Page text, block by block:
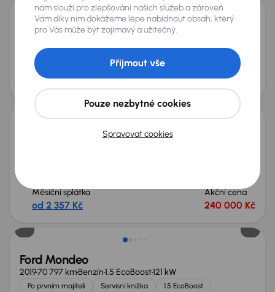
Ford Mondeo
1.8 16V
Měsíční splátka
od 425 Kč
Akční cena
44 000 Kč
Možnost odpočtu DPH
Měsíční splátka
od 2 357 Kč
Akční cena
240 000 Kč
Ford Mondeo
201970 797 kmBenzín1.5 EcoBoost121 kW
Po prvním majiteli Servisní knížka
1.5 EcoBoost
nám slouží pro zlepšování našich služeb a zároveň
Vám díky nim dokážeme lépe nabídnout obsah, který
pro Vás může být zajímavý a užitečný.
Spravovat cookies
Pouze nezbytné cookies
Přijmout vše